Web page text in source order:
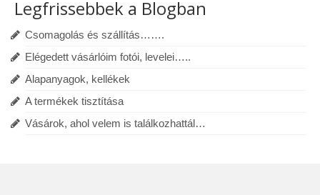
Legfrissebbek a Blogban
Csomagolás és szállítás…….
Elégedett vásárlóim fotói, levelei…..
Alapanyagok, kellékek
A termékek tisztítása
Vásárok, ahol velem is találkozhattál…